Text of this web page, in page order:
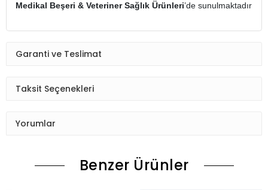
Medikal Beşeri & Veteriner Sağlık Ürünleri’de sunulmaktadır
Garanti ve Teslimat
Taksit Seçenekleri
Yorumlar
Benzer Ürünler